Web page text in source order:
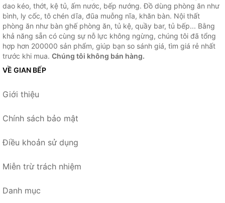
dao kéo, thớt, kệ tủ, ấm nước, bếp nướng. Đồ dùng phòng ăn như
bình, ly cốc, tô chén dĩa, đũa muỗng nĩa, khăn bàn. Nội thất
phòng ăn như bàn ghế phòng ăn, tủ kệ, quầy bar, tủ bếp... Bằng
khả năng sẵn có cùng sự nỗ lực không ngừng, chúng tôi đã tổng
hợp hơn 200000 sản phẩm, giúp bạn so sánh giá, tìm giá rẻ nhất
trước khi mua. Chúng tôi không bán hàng.
VỀ GIAN BẾP
Giới thiệu
Chính sách bảo mật
Điều khoản sử dụng
Miễn trừ trách nhiệm
Danh mục